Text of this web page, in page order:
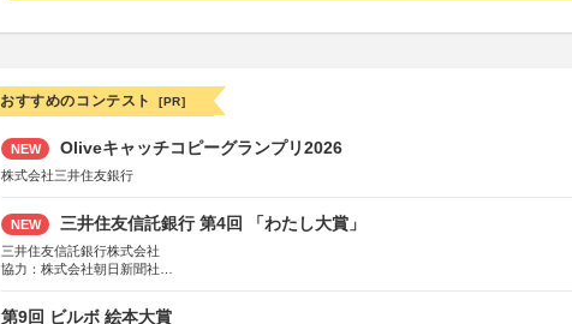
おすすめのコンテスト [PR]
NEW Oliveキャッチコピーグランプリ2026
株式会社三井住友銀行
NEW 三井住友信託銀行 第4回 「わたし大賞」
三井住友信託銀行株式会社
協力：株式会社朝日新聞社
第9回 ビルボ 絵本大賞